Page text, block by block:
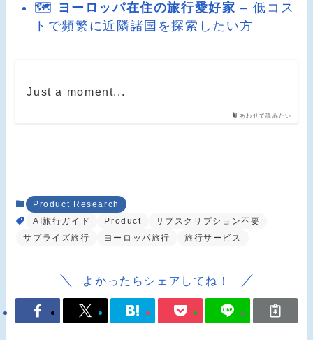
🗺️ ヨーロッパ在住の旅行愛好家 – 低コス
トで頻繁に近隣諸国を探索したい方
あわせて読みたい
Just a moment...
Product Research
AI旅行ガイド
Product
サブスクリプション不要
サプライズ旅行
ヨーロッパ旅行 旅行サービス
よかったらシェアしてね！